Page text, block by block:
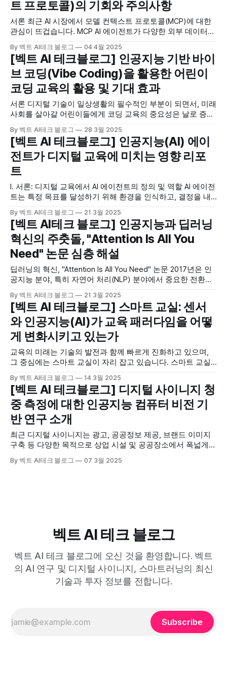
트 프로토콜)의 기회와 주의사항
서론 최근 AI 시장에서 모델 컨텍스트 프로토콜(MCP)에 대한
관심이 뜨겁습니다. MCP AI 에이전트가 다양한 외부 데이터
원하는 새로운 개방형 표준으로, AI 에이전트 생태계의 혁신을
가속화할 잠재력을 지니고 있기 때문입니다. 쉽게 말해 AI의
USB C-TYPE 포트가 등장한 것입니다. 이러한 기대감
By 벡트 AI테크 블로그 04 4월 2025
[벡트 AI 테크블로그] 인공지능 기반 바이
브 코딩(Vibe Coding)을 활용한 어린이
코딩 교육의 활용 및 기대 효과
서론 디지털 기술이 일상생활의 필수적인 부분이 되면서, 미래
사회를 살아갈 어린이들에게 코딩 교육의 중요성은 날로 증대
넘어, 컴퓨팅 사고력, 문제 해결 능력, 창의력 등 다양한 핵심
역량 발달에 기여하는 것으로 알려져 있습니다. 실제로 국내에
서는 2018년부터 초·중·고등학교에서 코딩 교육이 의무화되었
으며, 2025년부터는 초등학교
By 벡트 AI테크 블로그 28 3월 2025
[벡트 AI 테크블로그] 인공지능(AI) 에이
전트가 디지털 교육에 미치는 영향 리포
트
I. 서론: 디지털 교육에서 AI 에이전트의 정의 및 역할 AI 에이전
트는 특정 목표를 달성하기 위해 환경을 인식하고, 결정을 내
체입니다. 이러한 AI 에이전트는 단순한 자동화 또는 챗봇을 넘
어 자율적인 의사 결정 능력과 환경 인식 능력을 갖추고 있다
는 점에서 차별화됩니다. 사용자 프롬프트가 필요한 생성형
By 벡트 AI테크 블로그 21 3월 2025
[벡트 AI테크 블로그] 인공지능과 딥러닝
혁신의 주춧돌, "Attention Is All You
Need" 논문 심층 해설
딥러닝의 혁신, "Attention Is All You Need" 논문 2017년은 인
공지능 분야, 특히 자연어 처리(NLP) 분야에서 중요한 전환점
"Attention Is All You Need"라는 제목의 획기적인 논문은 기존
의 순환 신경망(RNN)과 컨볼루션 신경망(CNN)에 의존하던 시
퀀스 변환
By 벡트 AI테크 블로그 21 3월 2025
[벡트 AI 테크블로그] 스마트 교실: 센서
와 인공지능(AI)가 교육 패러다임을 어떻
게 변화시키고 있는가
교육의 미래는 기술의 발전과 함께 빠르게 진화하고 있으며,
그 중심에는 스마트 교실이 자리 잡고 있습니다. 스마트 교실
게 혁신적인 학습 경험을 제공하며, 전통적인 교육 방식을 넘
어서는 새로운 패러다임을 제시합니다. 이 글에서는 Xiaochen
Zhang 등이 2024년 Sensors 저널에 발표한 논문 "Smart
Classrooms: How
By 벡트 AI테크 블로그 14 3월 2025
[벡트 AI 테크블로그] 디지털 사이니지 청
중 측정에 대한 인공지능 컴퓨터 비전 기
반 연구 소개
최근 디지털 사이니지는 광고, 공공정보 제공, 브랜드 이미지
구축 등 다양한 목적으로 상업 시설 및 공공장소에서 폭넓게
을 평가하기 위해서는 시청자가 실제로 얼마나 주의를 기울이
By 벡트 AI테크 블로그 07 3월 2025
벡트 AI 테크 블로그
벡트 AI 테크 블로그에 오신 것을 환영합니다. 벡트
의 AI 연구 및 디지털 사이니지, 스마트러닝의 최신
기술과 투자 정보를 전합니다.
Subscribe